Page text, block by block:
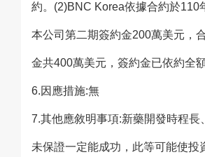
約。(2)BNC Korea依據合約於110
本公司第二期簽約金200萬美元，
金共400萬美元，簽約金已依約全額
6.因應措施:無
7.其他應敘明事項:新藥開發時程長
未保證一定能成功，此等可能使投